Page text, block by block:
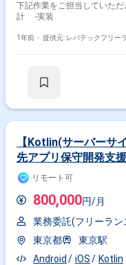
下記作業をご担当してい
計 -実装
1年前・ 提供元: レバテックフリー
【Kotlin(サーバーサ
先アプリ保守開発支援
リモート可
800,000円/月
業務委託(フリーラン
東京都
東京駅
Android
iOS
Kotlin